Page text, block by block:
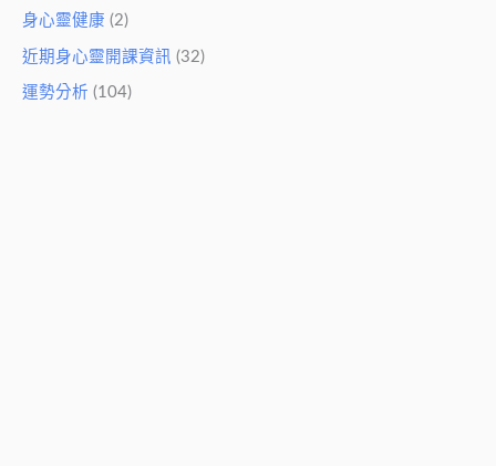
身心靈健康 (2)
近期身心靈開課資訊 (32)
運勢分析 (104)